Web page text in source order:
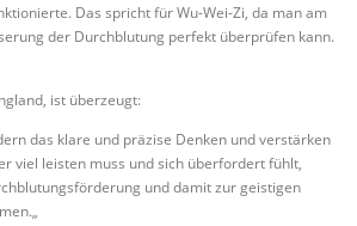
Das spricht für Wu-Wei-Zi, da man am
der Durchblutung perfekt überprüfen kann.
ist überzeugt:
das klare und präzise Denken und verstärken
viel leisten muss und sich überfordert fühlt,
und damit zur geistigen